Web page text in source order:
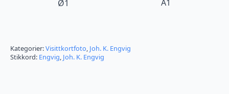
Ø1 Å1
Kategorier:Visittkortfoto, Joh. K. Engvig
Stikkord: Engvig, Joh. K. Engvig